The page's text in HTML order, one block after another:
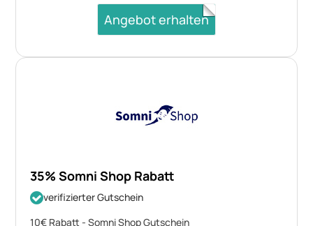
Angebot erhalten
35% Somni Shop Rabatt
verifizierter Gutschein
10€ Rabatt - Somni Shop Gutschein